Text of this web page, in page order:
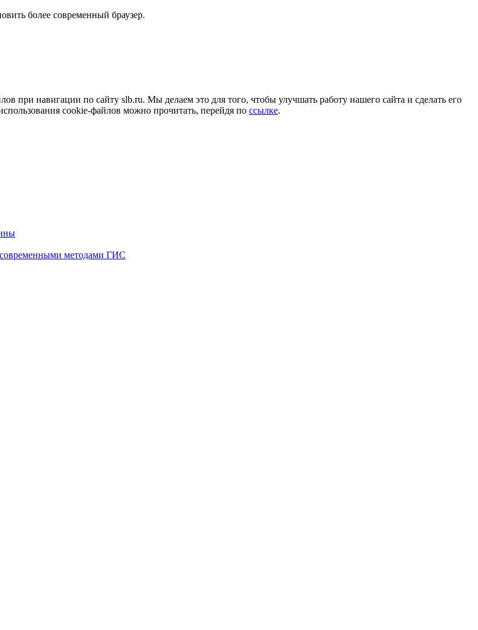
более современный браузер.
при навигации по сайту slb.ru. Мы делаем это для того, чтобы улучшать работу нашего сайта и сделать его
cookie-файлов можно прочитать, перейдя по ссылке.
методами ГИС